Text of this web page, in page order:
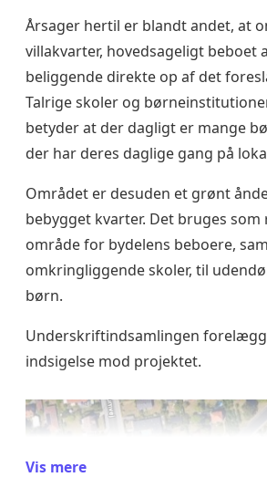
Årsager hertil er blandt andet, at
villakvarter, hovedsageligt beboet
beliggende direkte op af det
Talrige skoler og
betyder at der dagligt er mange
der har deres daglige gang på
Området er desuden et grønt
bebygget kvarter. Det bruges
område for bydelens beboere,
omkringliggende skoler, til
børn.
Underskriftindsamlingen
indsigelse mod projektet.
Vis mere